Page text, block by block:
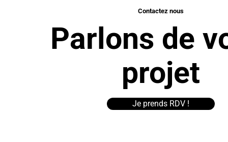
Contactez nous
Parlons de
projet
Je prends RDV !